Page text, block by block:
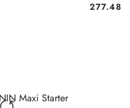
Cena:
277.48